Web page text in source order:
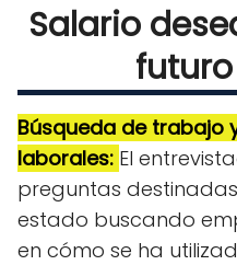
Salario
Búsqueda de trabajo
laborales: El
preguntas
estado buscando
en cómo se ha